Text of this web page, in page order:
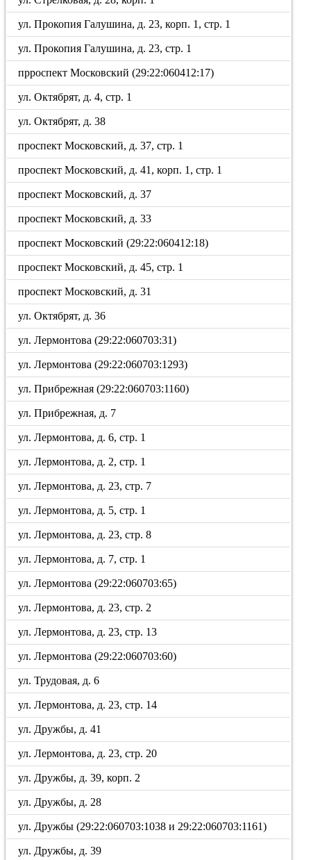
ул. Прокопия Галушина, д. 23, корп. 1, стр. 1
ул. Прокопия Галушина, д. 23, стр. 1
прроспект Московский (29:22:060412:17)
ул. Октябрят, д. 4, стр. 1
ул. Октябрят, д. 38
проспект Московский, д. 37, стр. 1
проспект Московский, д. 41, корп. 1, стр. 1
проспект Московский, д. 37
проспект Московский, д. 33
проспект Московский (29:22:060412:18)
проспект Московский, д. 45, стр. 1
проспект Московский, д. 31
ул. Октябрят, д. 36
ул. Лермонтова (29:22:060703:31)
ул. Лермонтова (29:22:060703:1293)
ул. Прибрежная (29:22:060703:1160)
ул. Прибрежная, д. 7
ул. Лермонтова, д. 6, стр. 1
ул. Лермонтова, д. 2, стр. 1
ул. Лермонтова, д. 23, стр. 7
ул. Лермонтова, д. 5, стр. 1
ул. Лермонтова, д. 23, стр. 8
ул. Лермонтова, д. 7, стр. 1
ул. Лермонтова (29:22:060703:65)
ул. Лермонтова, д. 23, стр. 2
ул. Лермонтова, д. 23, стр. 13
ул. Лермонтова (29:22:060703:60)
ул. Трудовая, д. 6
ул. Лермонтова, д. 23, стр. 14
ул. Дружбы, д. 41
ул. Лермонтова, д. 23, стр. 20
ул. Дружбы, д. 39, корп. 2
ул. Дружбы, д. 28
ул. Дружбы (29:22:060703:1038 и 29:22:060703:1161)
ул. Дружбы, д. 39